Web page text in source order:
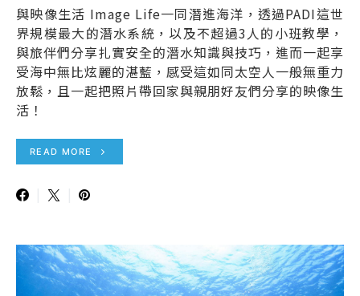
與映像生活 Image Life一同潛進海洋，透過PADI這世
界規模最大的潛水系統，以及不超過3人的小班教學，
與旅伴們分享扎實安全的潛水知識與技巧，進而一起享
受海中無比炫麗的湛藍，感受這如同太空人一般無重力
放鬆，且一起把照片帶回家與親朋好友們分享的映像生
活！
READ MORE